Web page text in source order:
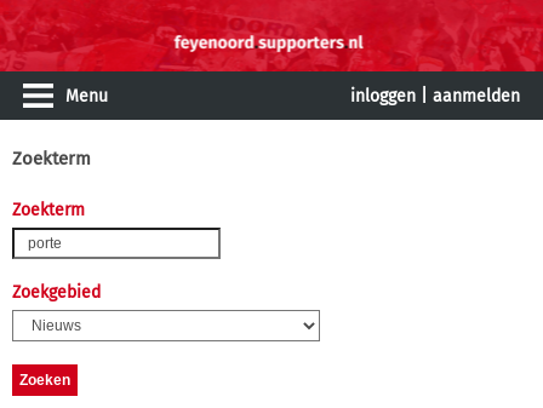
Menu inloggen aanmelden
Zoekterm
Zoekterm
Zoekgebied